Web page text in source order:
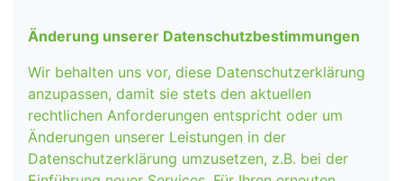
Änderung unserer Datenschutzbestimmungen
Wir behalten uns vor, diese Datenschutzerklärung
anzupassen, damit sie stets den aktuellen
rechtlichen Anforderungen entspricht oder um
Änderungen unserer Leistungen in der
Datenschutzerklärung umzusetzen, z.B. bei der